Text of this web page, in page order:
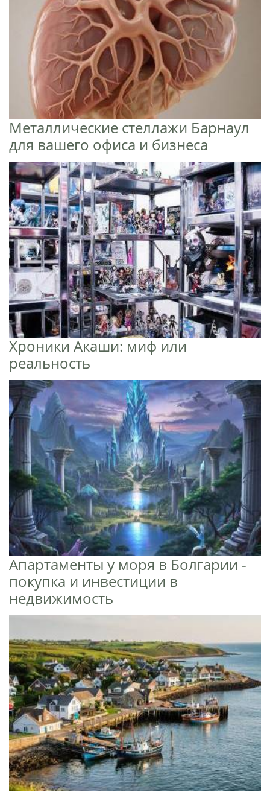
Металлические стеллажи Барнаул
для вашего офиса и бизнеса
Хроники Акаши: миф или
реальность
Апартаменты у моря в Болгарии -
покупка и инвестиции в
недвижимость